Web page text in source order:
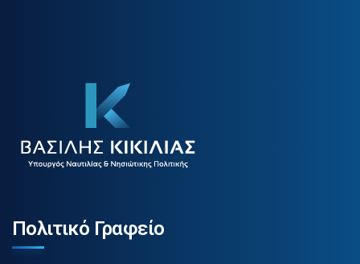
Πολιτικό Γραφείο